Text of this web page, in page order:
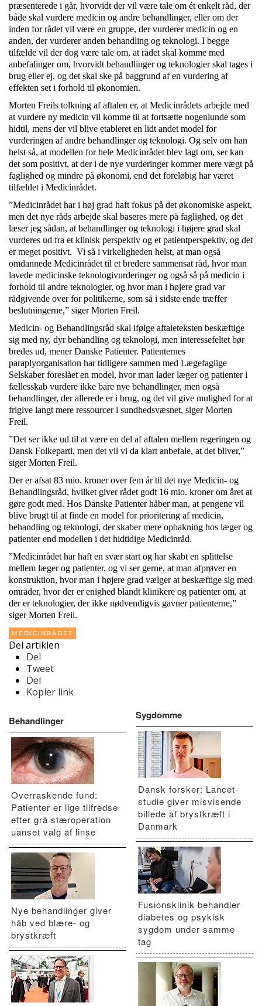
præsenterede i går, hvorvidt der vil være tale om ét enkelt råd, der
både skal vurdere medicin og andre behandlinger, eller om der
inden for rådet vil være en gruppe, der vurderer medicin og en
anden, der vurderer anden behandling og teknologi. I begge
tilfælde vil der dog være tale om, at rådet skal komme med
anbefalinger om, hvorvidt behandlinger og teknologier skal tages i
brug eller ej, og det skal ske på baggrund af en vurdering af
effekten set i forhold til økonomien.
Morten Freils tolkning af aftalen er, at Medicinrådets arbejde med
at vurdere ny medicin vil komme til at fortsætte nogenlunde som
hidtil, mens der vil blive etableret en lidt andet model for
vurderingen af andre behandlinger og teknologi. Og selv om han
helst så, at modellen for hele Medicinrådet blev lagt om, ser kan
det som positivt, at der i de nye vurderinger kommer mere vægt på
faglighed og mindre på økonomi, end det foreløbig har været
tilfældet i Medicinrådet.
”Medicinrådet har i høj grad haft fokus på det økonomiske aspekt,
men det nye råds arbejde skal baseres mere på faglighed, og det
læser jeg sådan, at behandlinger og teknologi i højere grad skal
vurderes ud fra et klinisk perspektiv og et patientperspektiv, og det
er meget positivt. Vi så i virkeligheden helst, at man også
omdannede Medicinrådet til et bredere sammensat råd, hvor man
lavede medicinske teknologivurderinger og også så på medicin i
forhold til andre teknologier, og hvor man i højere grad var
rådgivende over for politikerne, som så i sidste ende træffer
beslutningerne,” siger Morten Freil.
Medicin- og Behandlingsråd skal ifølge aftaleteksten beskæftige
sig med ny, dyr behandling og teknologi, men interessefeltet bør
bredes ud, mener Danske Patienter. Patienternes
paraplyorganisation har tidligere sammen med Lægefaglige
Selskaber foreslået en model, hvor man lader læger og patienter i
fællesskab vurdere ikke bare nye behandlinger, men også
behandlinger, der allerede er i brug, og det vil give mulighed for at
frigive langt mere ressourcer i sundhedsvæsnet, siger Morten
Freil.
”Det ser ikke ud til at være en del af aftalen mellem regeringen og
Dansk Folkeparti, men det vil vi da klart anbefale, at det bliver,”
siger Morten Freil.
Der er afsat 83 mio. kroner over fem år til det nye Medicin- og
Behandlingsråd, hvilket giver rådet godt 16 mio. kroner om året at
gøre godt med. Hos Danske Patienter håber man, at pengene vil
blive brugt til at finde en model for prioritering af medicin,
behandling og teknologi, der skaber mere opbakning hos læger og
patienter end modellen i det hidtidige Medicinråd.
”Medicinrådet har haft en svær start og har skabt en splittelse
mellem læger og patienter, og vi ser gerne, at man afprøver en
konstruktion, hvor man i højere grad vælger at beskæftige sig med
områder, hvor der er enighed blandt klinikere og patienter om, at
der er teknologier, der ikke nødvendigvis gavner patienterne,”
siger Morten Freil.
MEDICINRÅDET
Del artiklen
Del
Tweet
Del
Kopier link
Behandlinger
Overraskende fund:
Patienter er lige tilfredse
efter grå stæroperation
uanset valg af linse
Nye behandlinger giver
håb ved blære- og
brystkræft
Sygdomme
Dansk forsker: Lancet-
studie giver misvisende
billede af brystkræft i
Danmark
Fusionsklinik behandler
diabetes og psykisk
sygdom under samme
tag